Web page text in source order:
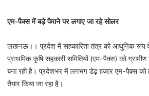
एम-पैक्स में बड़े पैमाने पर लगाए जा रहे सोलर
लखनऊ।। प्रदेश में सहकारिता तंत्र को आधुनिक रूप
प्राथमिक कृषि सहकारी समितियों (एम-पैक्स) को
बना रही है। प्रदेशभर में लगभग डेढ़ हजार एम-पैक्स को
तैयार किया जा रहा है।